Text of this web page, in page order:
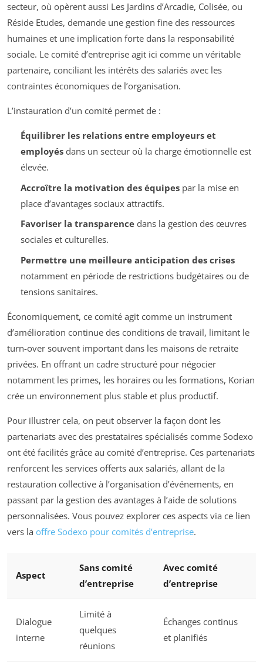
secteur, où opèrent aussi Les Jardins d’Arcadie, Colisée, ou
Réside Etudes, demande une gestion fine des ressources
humaines et une implication forte dans la responsabilité
sociale. Le comité d’entreprise agit ici comme un véritable
partenaire, conciliant les intérêts des salariés avec les
contraintes économiques de l’organisation.
L’instauration d’un comité permet de :
Équilibrer les relations entre employeurs et
employésdans un secteur où la charge émotionnelle est
élevée.
Accroître la motivation des équipespar la mise en
place d’avantages sociaux attractifs.
Favoriser la transparencedans la gestion des œuvres
sociales et culturelles.
Permettre une meilleure anticipation des crises
notamment en période de restrictions budgétaires ou de
tensions sanitaires.
Économiquement, ce comité agit comme un instrument
d’amélioration continue des conditions de travail, limitant le
turn-over souvent important dans les maisons de retraite
privées. En offrant un cadre structuré pour négocier
notamment les primes, les horaires ou les formations, Korian
crée un environnement plus stable et plus productif.
Pour illustrer cela, on peut observer la façon dont les
partenariats avec des prestataires spécialisés comme Sodexo
ont été facilités grâce au comité d’entreprise. Ces partenariats
renforcent les services offerts aux salariés, allant de la
restauration collective à l’organisation d’événements, en
passant par la gestion des avantages à l’aide de solutions
personnalisées. Vous pouvez explorer ces aspects via ce lien
vers la offre Sodexo pour comités d’entreprise.
Aspect
Sans comité
d’entreprise
Avec comité
d’entreprise
Dialogue
interne
Limité à
quelques
réunions
Échanges continus
et planifiés